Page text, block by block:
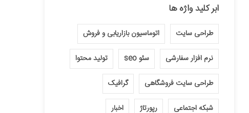
ابر کلید واژه ها
طراحی سایت اتوماسیون بازاریابی و فروش
نرم افزار سفارشی سئو seo تولید محتوا
طراحی سایت فروشگاهی گرافیک
شبکه اجتماعی رپورتاژ اخبار